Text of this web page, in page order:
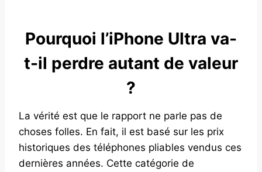
Pourquoi l’iPhone Ultra va-
t-il perdre autant de valeur
?
La vérité est que le rapport ne parle pas de
choses folles. En fait, il est basé sur les prix
historiques des téléphones pliables vendus ces
dernières années. Cette catégorie de